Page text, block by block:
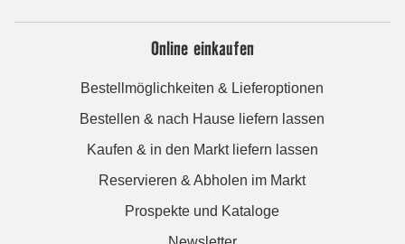
Online einkaufen
Bestellmöglichkeiten & Lieferoptionen
Bestellen & nach Hause liefern lassen
Kaufen & in den Markt liefern lassen
Reservieren & Abholen im Markt
Prospekte und Kataloge